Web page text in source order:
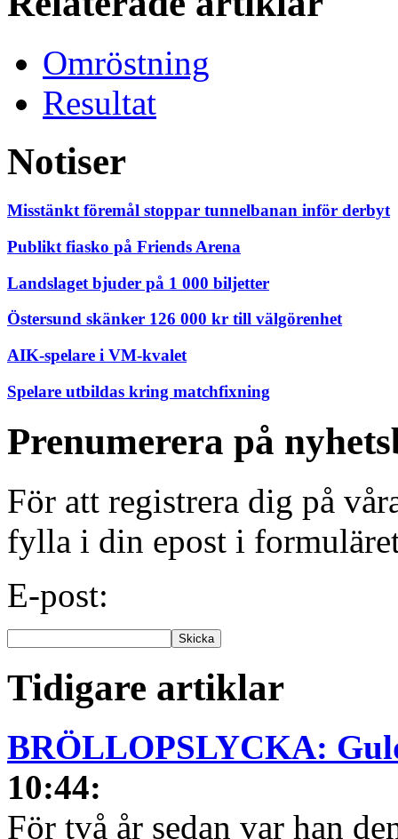
Omröstning
Resultat
Notiser
Misstänkt föremål stoppar tunnelbanan inför derbyt
Publikt fiasko på Friends Arena
Landslaget bjuder på 1 000 biljetter
Östersund skänker 126 000 kr till välgörenhet
AIK-spelare i VM-kvalet
Spelare utbildas kring matchfixning
Prenumerera på
För att registrera dig på
fylla i din epost i
E-post:
Tidigare artiklar
BRÖLLOPSLYCKA:
10:44:
För två år sedan var han